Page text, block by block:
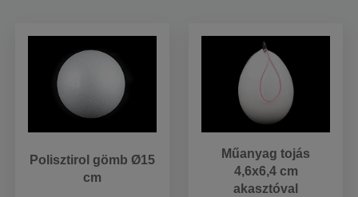
Polisztirol gömb Ø15
cm
Műanyag tojás
4,6x6,4 cm
akasztóval